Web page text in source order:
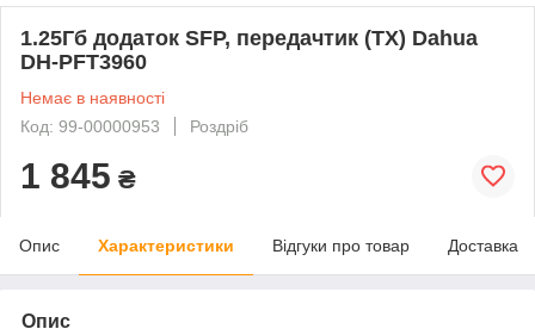
1.25Гб додаток SFP, передачтик (TX) Dahua
DH-PFT3960
Немає в наявності
Код: 99-00000953
Роздріб
1 845 ₴
Опис Характеристики Відгуки про товар Доставка
Опис